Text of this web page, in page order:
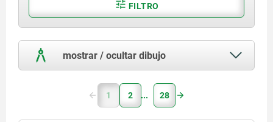
FILTRO
mostrar / ocultar dibujo
1 2 28